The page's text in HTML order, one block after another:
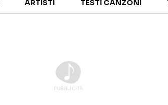
TALENT SHOW
ARTISTI TESTI CANZONI